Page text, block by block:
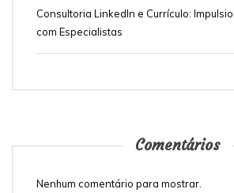
Consultoria LinkedIn e Currículo:
com Especialistas
Comentários
Nenhum comentário para mostrar.